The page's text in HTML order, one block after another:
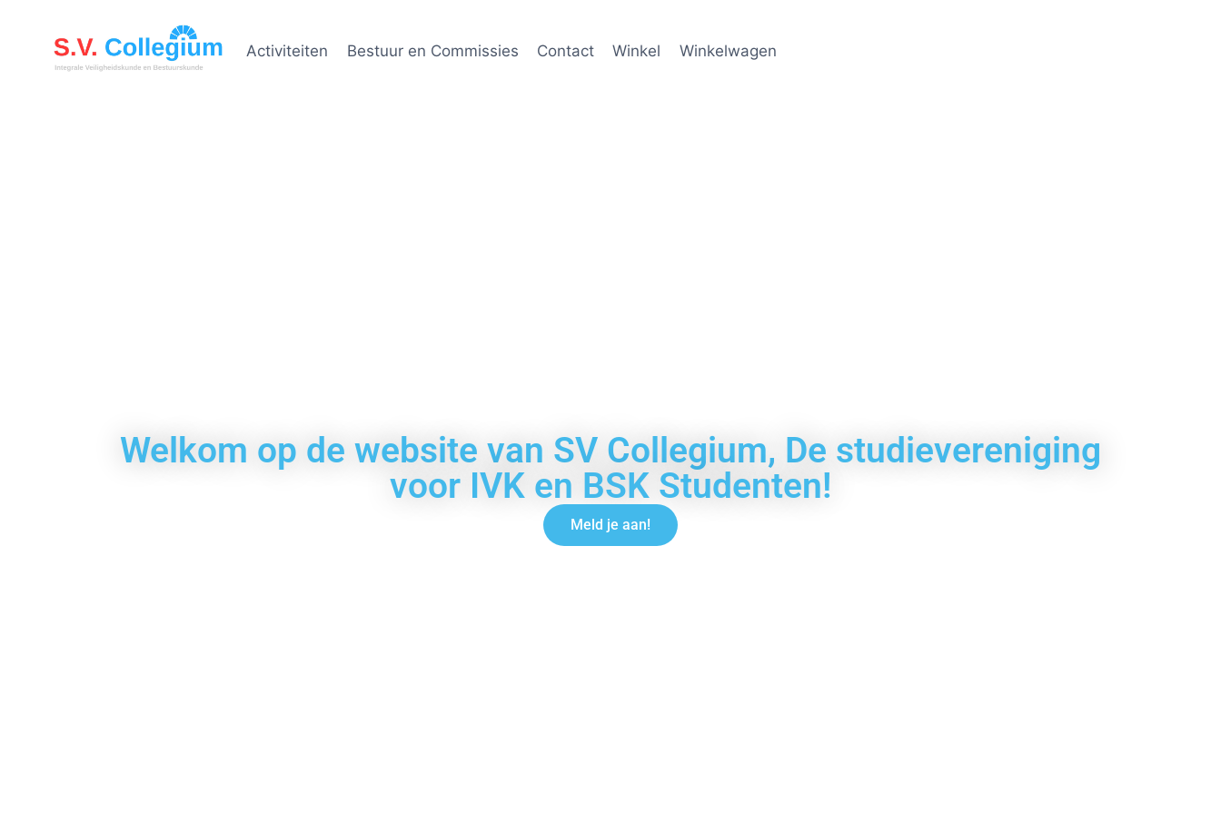
Activiteiten Bestuur en Commissies Contact Winkel Winkelwagen
Welkom op de website van SV Collegium, De studievereniging
voor IVK en BSK Studenten!
Meld je aan!